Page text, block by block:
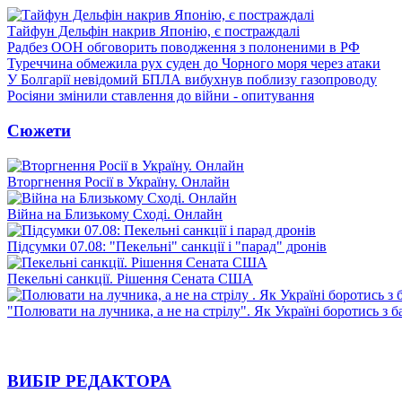
Тайфун Дельфін накрив Японію, є постраждалі
Радбез ООН обговорить поводження з полоненими в РФ
Туреччина обмежила рух суден до Чорного моря через атаки
У Болгарії невідомий БПЛА вибухнув поблизу газопроводу
Росіяни змінили ставлення до війни - опитування
Сюжети
Вторгнення Росії в Україну. Онлайн
Війна на Близькому Сході. Онлайн
Підсумки 07.08: "Пекельні" санкції і "парад" дронів
Пекельні санкції. Рішення Сената США
"Полювати на лучника, а не на стрілу". Як Україні боротись з
ВИБІР РЕДАКТОРА